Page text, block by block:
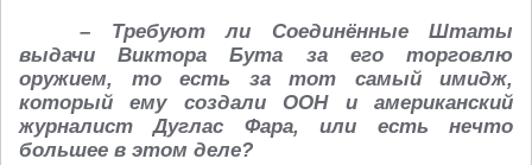
– Требуют ли Соединённые Штаты
выдачи Виктора Бута за его торговлю
оружием, то есть за тот самый имидж,
который ему создали ООН и американский
журналист Дуглас Фара, или есть нечто
большее в этом деле?